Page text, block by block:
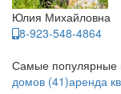
Юлия Михайловна
8-923-548-4864
Самые популярные
домов (41)аренда